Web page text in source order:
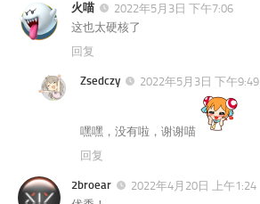
火喵
2022年5月3日 下午7:06
这也太硬核了
回复
Zsedczy 2022年5月3日 下午9:49
嘿嘿，没有啦，谢谢喵
回复
2broear
2022年4月20日 上午1:24